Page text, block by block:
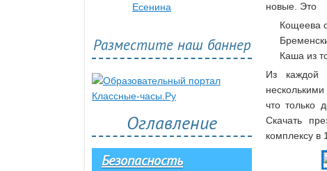
новые. Это
Кощеева
Каша из
Из каждой
что только
Скачать
комплексу
Есенина
Разместите наш баннер
Оглавление
Безопасность